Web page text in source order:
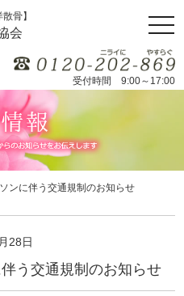
骨】
会
受付時間 9:00～17:00
ンに伴う交通規制のお知らせ
28日
う交通規制のお知らせ